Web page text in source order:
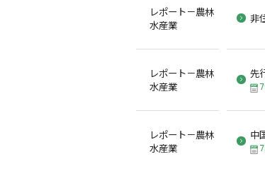
レポート－農林
水産業
非
レポート－農林
水産業
先
レポート－農林
水産業
中